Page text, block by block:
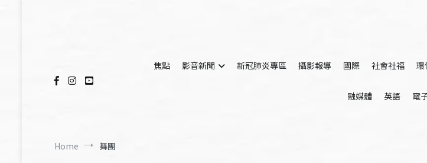
焦點
影音新聞 新冠肺炎專區 攝影報導 國際 社會社福 環
融媒體 英語 電
Home 舞團